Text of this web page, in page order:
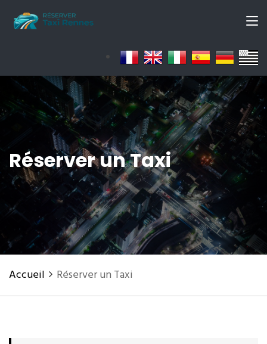
Réserver un Taxi
Accueil Réserver un Taxi